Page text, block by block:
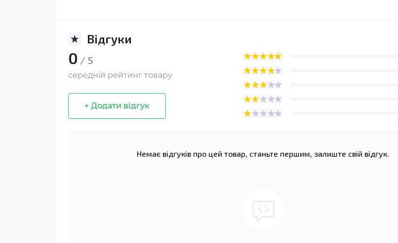
Відгуки
0 / 5
середній рейтинг товару
+ Додати відгук
Немає відгуків про цей товар, станьте першим, залиште свій відгук.